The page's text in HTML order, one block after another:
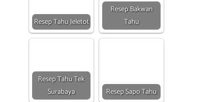
Resep Tahu Jeletot
Resep Bakwan
Tahu
Resep Tahu Tek
Surabaya
Resep Sapo Tahu